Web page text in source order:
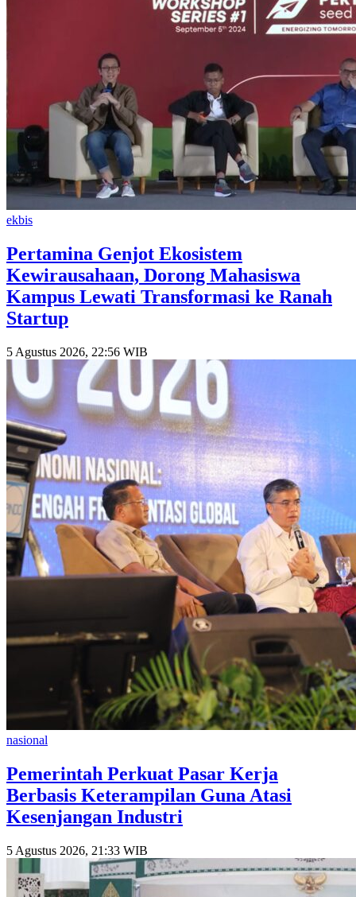
ekbis
Pertamina Genjot Ekosistem
Kewirausahaan, Dorong Mahasiswa
Kampus Lewati Transformasi ke Ranah
Startup
5 Agustus 2026, 22:56 WIB
nasional
Pemerintah Perkuat Pasar Kerja
Berbasis Keterampilan Guna Atasi
Kesenjangan Industri
5 Agustus 2026, 21:33 WIB